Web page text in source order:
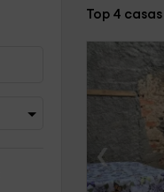
Top 4
‹